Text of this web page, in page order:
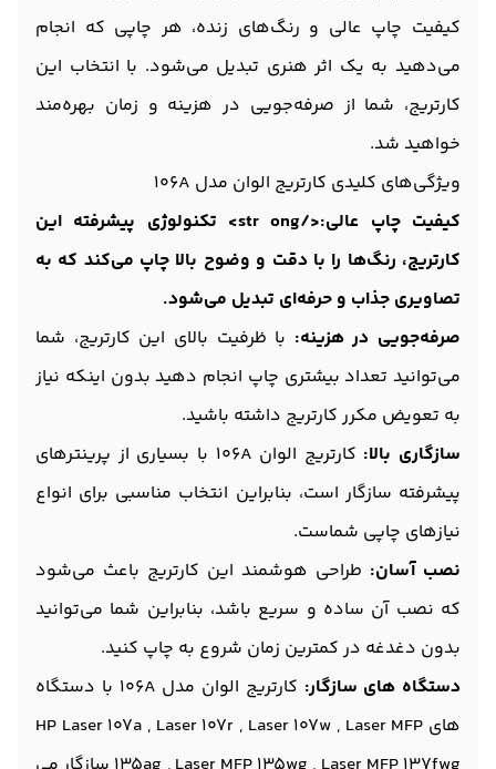
کیفیت چاپ عالی و رنگ‌های زنده، هر چاپی که انجام
می‌دهید به یک اثر هنری تبدیل می‌شود. با انتخاب این
کارتریج، شما از صرفه‌جویی در هزینه و زمان بهره‌مند
خواهید شد.
ویژگی‌های کلیدی کارتریج الوان مدل 106A
کیفیت چاپ عالی:</str ong> تکنولوژی پیشرفته این
کارتریج، رنگ‌ها را با دقت و وضوح بالا چاپ می‌کند که به
تصاویری جذاب و حرفه‌ای تبدیل می‌شود.
صرفه‌جویی در هزینه: با ظرفیت بالای این کارتریج، شما
می‌توانید تعداد بیشتری چاپ انجام دهید بدون اینکه نیاز
به تعویض مکرر کارتریج داشته باشید.
سازگاری بالا:
کارتریج الوان 106A با بسیاری از پرینترهای
پیشرفته سازگار است، بنابراین انتخاب مناسبی برای انواع
نیازهای چاپی شماست.
نصب آسان: طراحی هوشمند این کارتریج باعث می‌شود
که نصب آن ساده و سریع باشد، بنابراین شما می‌توانید
بدون دغدغه در کمترین زمان شروع به چاپ کنید.
دستگاه های سازگار:
کارتریج الوان مدل 106A با دستگاه
های HP Laser 107a , Laser 107r , Laser 107w , Laser MFP